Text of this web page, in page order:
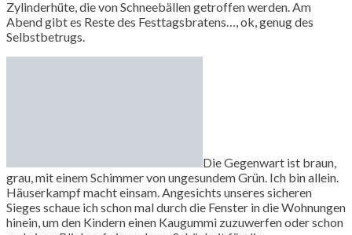
Zylinderhüte, die von Schneebällen getroffen werden. Am
Abend gibt es Reste des Festtagsbratens…, ok, genug des
Selbstbetrugs.
Die Gegenwart ist braun,
grau, mit einem Schimmer von ungesundem Grün. Ich bin allein.
Häuserkampf macht einsam. Angesichts unseres sicheren
Sieges schaue ich schon mal durch die Fenster in die Wohnungen
hinein, um den Kindern einen Kaugummi zuzuwerfen oder schon